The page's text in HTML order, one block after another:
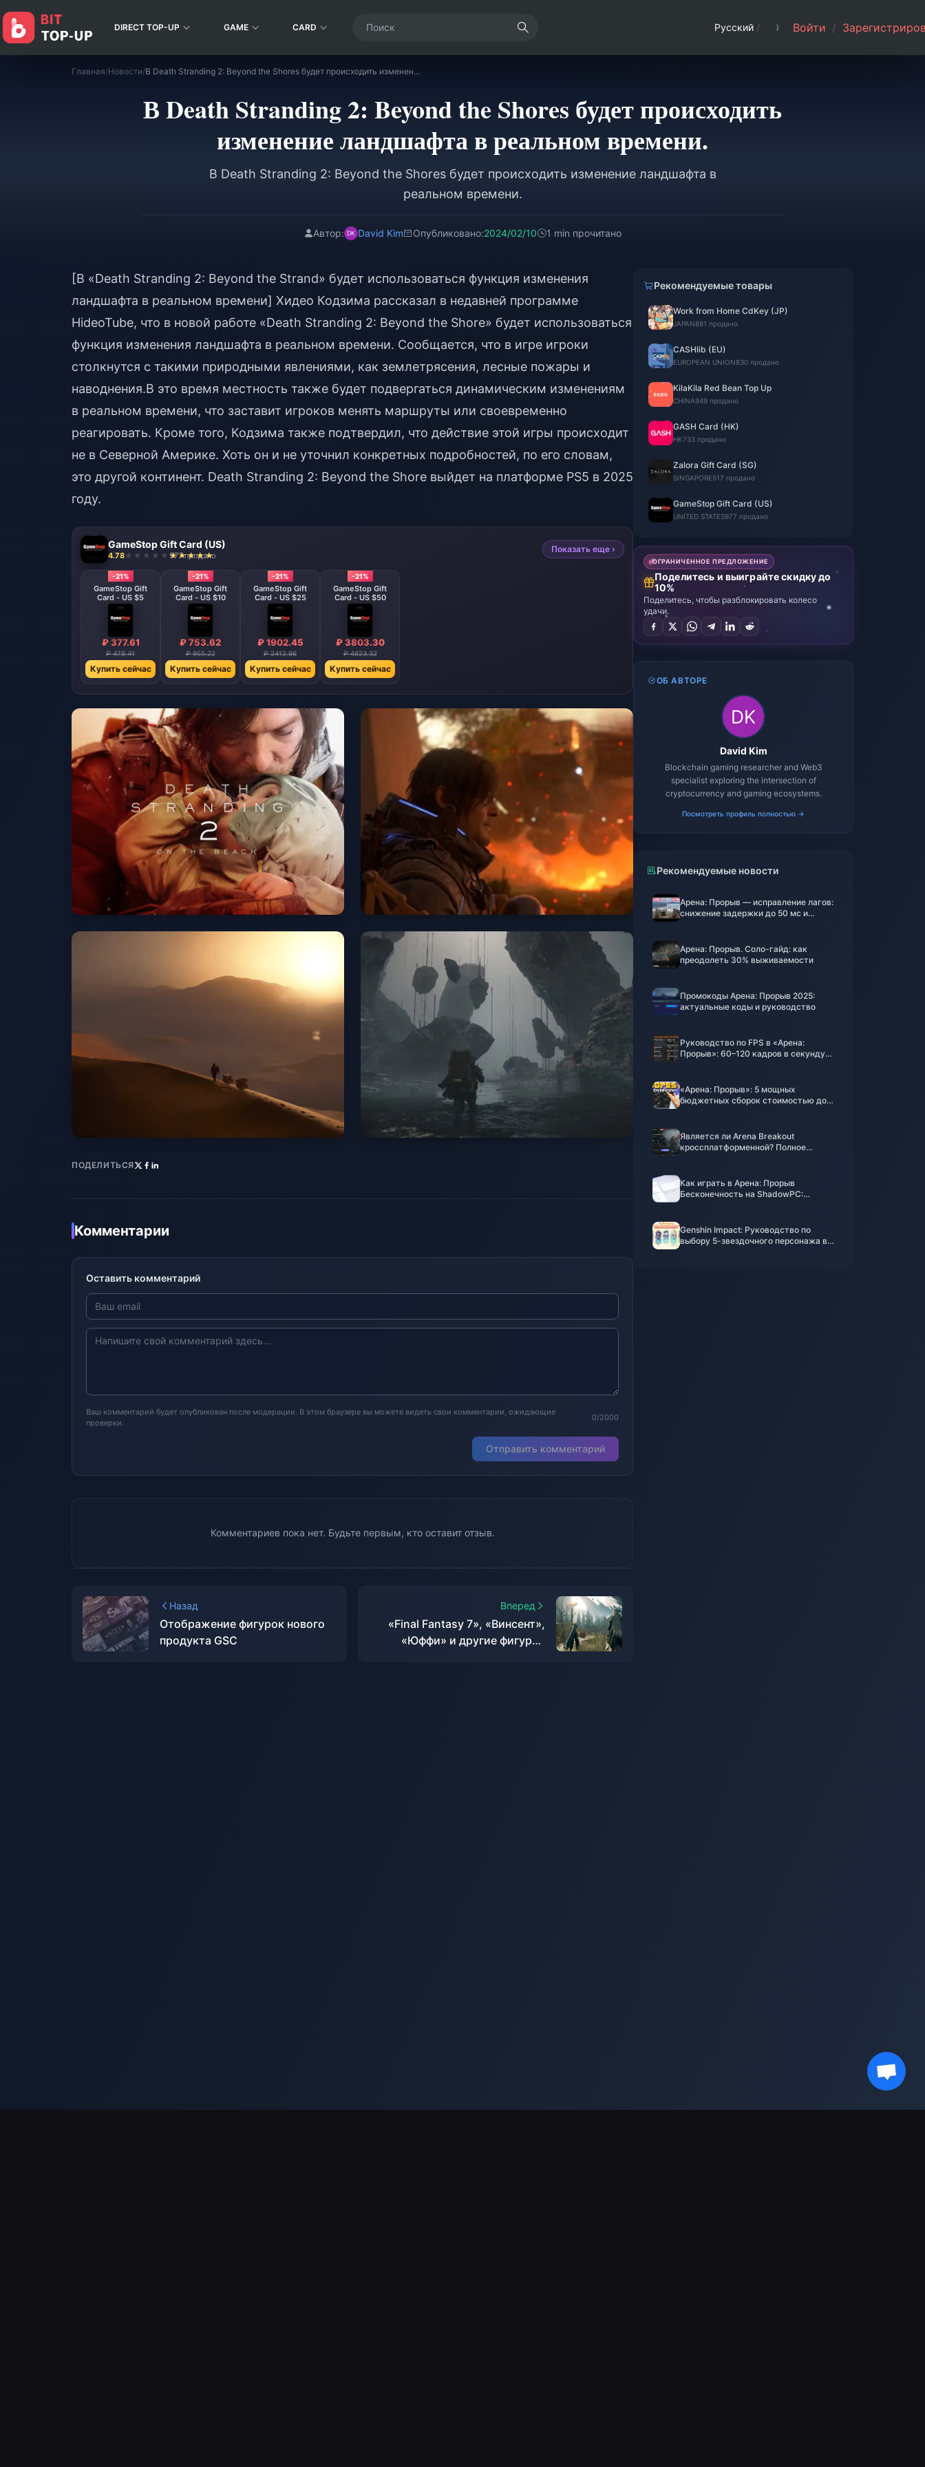
DIRECT TOP-UP GAME CARD Русский / Войти /
Главная/Новости/ В Death Stranding 2: Beyond the Shores будет происходить изменение ландшафта в реальном времени.
В Death Stranding 2: Beyond the Shores будет происходить
изменение ландшафта в реальном времени.
В Death Stranding 2: Beyond the Shores будет происходить изменение ландшафта в
реальном времени.
Автор: David Kim Опубликовано:2024/02/10 1 min прочитано
[В «Death Stranding 2: Beyond the Strand» будет использоваться функция изменения
ландшафта в реальном времени] Хидео Кодзима рассказал в недавней программе
HideoTube, что в новой работе «Death Stranding 2: Beyond the Shore» будет использоваться
функция изменения ландшафта в реальном времени. Сообщается, что в игре игроки
столкнутся с такими природными явлениями, как землетрясения, лесные пожары и
наводнения.В это время местность также будет подвергаться динамическим изменениям
в реальном времени, что заставит игроков менять маршруты или своевременно
реагировать. Кроме того, Кодзима также подтвердил, что действие этой игры происходит
не в Северной Америке. Хоть он и не уточнил конкретных подробностей, по его словам,
это другой континент. Death Stranding 2: Beyond the Shore выйдет на платформе PS5 в 2025
году.
GameStop Gift Card (US)
4.78 977 продано
Показать еще ›
-21%
GameStop Gift
Card - US $5
₽ 377.61
₽ 478.41
Купить сейчас
-21%
GameStop Gift
Card - US $10
₽ 753.62
₽ 955.22
Купить сейчас
-21%
GameStop Gift
Card - US $25
₽ 1902.45
₽ 2412.86
Купить сейчас
-21%
GameStop Gift
Card - US $50
₽ 3803.30
₽ 4823.32
Купить сейчас
ПОДЕЛИТЬСЯ
Комментарии
Оставить комментарий
Ваш комментарий будет опубликован после модерации. В этом браузере вы можете видеть свои комментарии, ожидающие
проверки.
0/2000
Отправить комментарий
Комментариев пока нет. Будьте первым, кто оставит отзыв.
Назад
Отображение фигурок нового
продукта GSC
Вперед
«Final Fantasy 7», «Винсент»,
«Юффи» и другие фигурки
Рекомендуемые товары
Work from Home CdKey (JP)
JAPAN881 продано
CASHlib (EU)
EUROPEAN UNION830 продано
KilaKila Red Bean Top Up
CHINA949 продано
GASH Card (HK)
HK733 продано
Zalora Gift Card (SG)
SINGAPORE517 продано
GameStop Gift Card (US)
UNITED STATES977 продано
ОГРАНИЧЕННОЕ ПРЕДЛОЖЕНИЕ
Поделитесь и выиграйте скидку до
10%
Поделитесь, чтобы разблокировать колесо
удачи.
ОБ АВТОРЕ
David Kim
Blockchain gaming researcher and Web3
specialist exploring the intersection of
cryptocurrency and gaming ecosystems.
Посмотреть профиль полностью →
Рекомендуемые новости
Арена: Прорыв — исправление лагов:
снижение задержки до 50 мс и
Арена: Прорыв. Соло-гайд: как
преодолеть 30% выживаемости
Промокоды Арена: Прорыв 2025:
актуальные коды и руководство
Руководство по FPS в «Арена:
Прорыв»: 60–120 кадров в секунду
«Арена: Прорыв»: 5 мощных
бюджетных сборок стоимостью до
Является ли Arena Breakout
кроссплатформенной? Полное
Как играть в Арена: Прорыв
Бесконечность на ShadowPC:
Genshin Impact: Руководство по
выбору 5-звездочного персонажа в